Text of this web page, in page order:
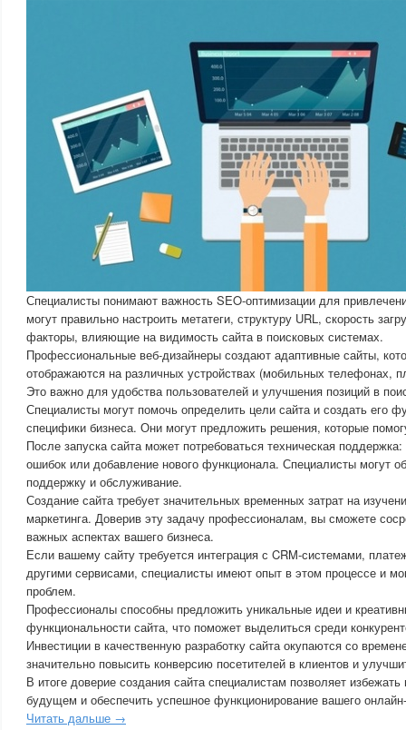
Специалисты понимают важность SEO-оптимизации для
могут правильно настроить метатеги, структуру URL, скорость
факторы, влияющие на видимость сайта в поисковых системах.
Профессиональные веб-дизайнеры создают адаптивные сайты,
отображаются на различных устройствах (мобильных телефонах,
Это важно для удобства пользователей и улучшения позиций в
Специалисты могут помочь определить цели сайта и создать его
специфики бизнеса. Они могут предложить решения, которые
После запуска сайта может потребоваться техническая
ошибок или добавление нового функционала. Специалисты могут
поддержку и обслуживание.
Создание сайта требует значительных временных затрат на
маркетинга. Доверив эту задачу профессионалам, вы сможете
важных аспектах вашего бизнеса.
Если вашему сайту требуется интеграция с CRM-системами,
другими сервисами, специалисты имеют опыт в этом процессе и
проблем.
Профессионалы способны предложить уникальные идеи и
функциональности сайта, что поможет выделиться среди
Инвестиции в качественную разработку сайта окупаются со
значительно повысить конверсию посетителей в клиентов и
В итоге доверие создания сайта специалистам позволяет
будущем и обеспечить успешное функционирование вашего
Читать дальше →